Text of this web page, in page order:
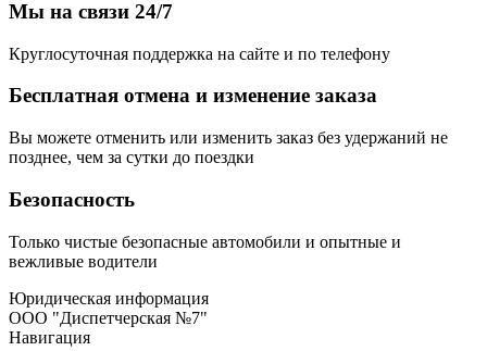
Мы на связи 24/7
Круглосуточная поддержка на сайте и по телефону
Бесплатная отмена и изменение заказа
Вы можете отменить или изменить заказ без удержаний не
позднее, чем за сутки до поездки
Безопасность
Только чистые безопасные автомобили и опытные и
вежливые водители
Юридическая информация
ООО "Диспетчерская №7"
Навигация